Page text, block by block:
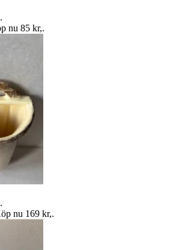
.
nu 85 kr,.
.
nu 169 kr,.